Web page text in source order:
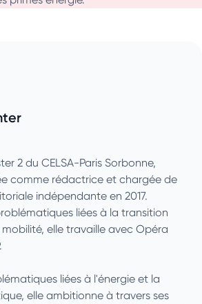
sur Linkedin
2 du CELSA-Paris Sorbonne,
comme rédactrice et chargée de
indépendante en 2017.
liées à la transition
elle travaille avec Opéra
liées à l'énergie et la
elle ambitionne à travers ses